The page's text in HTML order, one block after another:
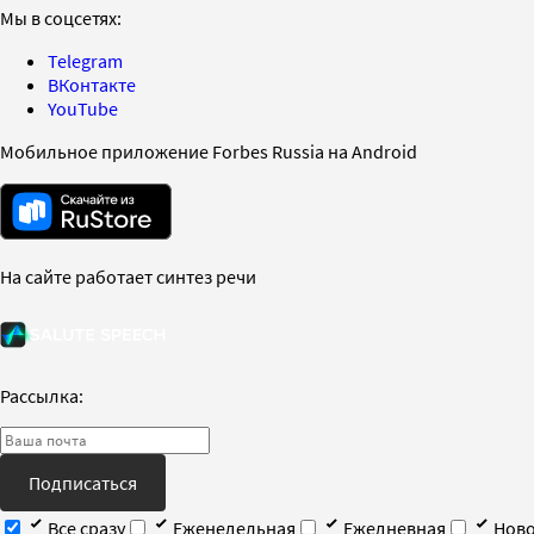
Мы в соцсетях:
Telegram
ВКонтакте
YouTube
Мобильное приложение Forbes Russia на Android
На сайте работает синтез речи
Рассылка:
Подписаться
Все сразу
Еженедельная Ежедневная